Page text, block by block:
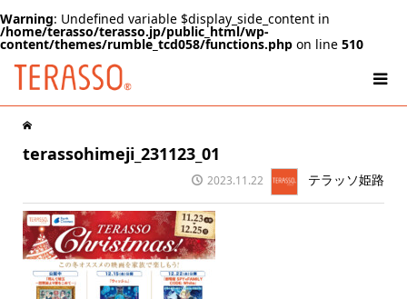
Warning: Undefined variable $display_side_content in
/home/terasso/terasso.jp/public_html/wp-
content/themes/rumble_tcd058/functions.php on line 510
terassohimeji_231123_01
2023.11.22 テラッソ姫路